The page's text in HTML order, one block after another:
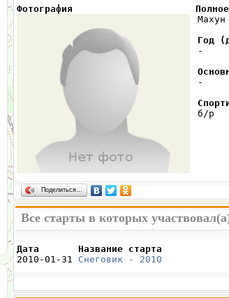
Фотография                      Полное
Махун
Год
-
-
б/р
Поделиться…
Все старты в которых
Дата       Название старта
2010-01-31 Снеговик - 2010